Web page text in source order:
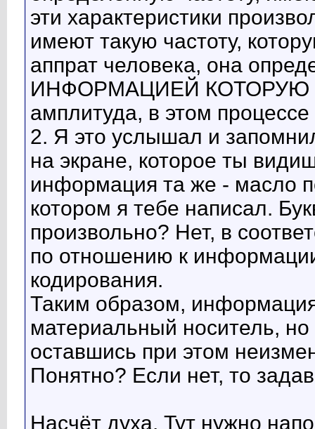
эти характеристики
имеют такую частоту,
аппрат человека, она
ИНФОРМАЦИЕЙ КОТОРУЮ
амплитуда, в этом
2. Я это услышал и
на экране, которое ты
информация та же - масло
котором я тебе написал.
произвольно? Нет, в
по отношению к
кодирования.
Таким образом,
материальный носитель,
оставшись при этом
Понятно? Если нет, то
Насчёт духа. Тут нужно